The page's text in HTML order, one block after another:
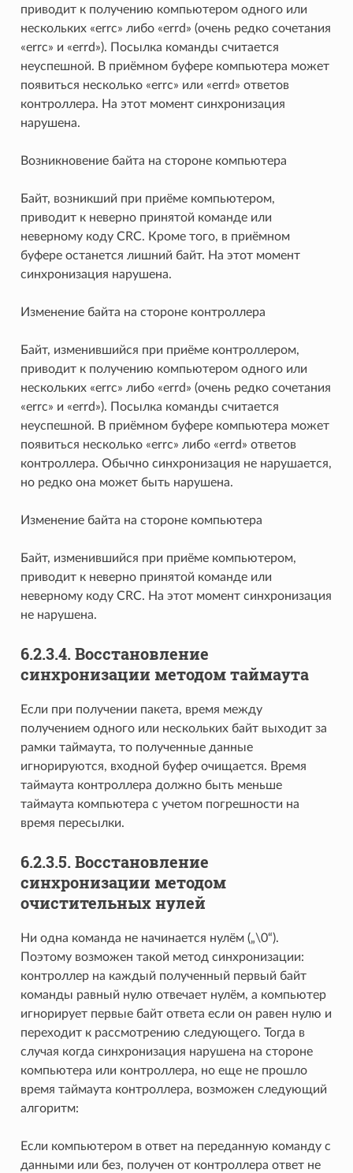
приводит к получению компьютером одного или
нескольких «errc» либо «errd» (очень редко сочетания
«errc» и «errd»). Посылка команды считается
неуспешной. В приёмном буфере компьютера может
появиться несколько «errc» или «errd» ответов
контроллера. На этот момент синхронизация
нарушена.
Возникновение байта на стороне компьютера
Байт, возникший при приёме компьютером,
приводит к неверно принятой команде или
неверному коду CRC. Кроме того, в приёмном
буфере останется лишний байт. На этот момент
синхронизация нарушена.
Изменение байта на стороне контроллера
Байт, изменившийся при приёме контроллером,
приводит к получению компьютером одного или
нескольких «errc» либо «errd» (очень редко сочетания
«errc» и «errd»). Посылка команды считается
неуспешной. В приёмном буфере компьютера может
появиться несколько «errc» либо «errd» ответов
контроллера. Обычно синхронизация не нарушается,
но редко она может быть нарушена.
Изменение байта на стороне компьютера
Байт, изменившийся при приёме компьютером,
приводит к неверно принятой команде или
неверному коду CRC. На этот момент синхронизация
не нарушена.
6.2.3.4. Восстановление
синхронизации методом таймаута
Если при получении пакета, время между
получением одного или нескольких байт выходит за
рамки таймаута, то полученные данные
игнорируются, входной буфер очищается. Время
таймаута контроллера должно быть меньше
таймаута компьютера с учетом погрешности на
время пересылки.
6.2.3.5. Восстановление
синхронизации методом
очистительных нулей
Ни одна команда не начинается нулём („\0“).
Поэтому возможен такой метод синхронизации:
контроллер на каждый полученный первый байт
команды равный нулю отвечает нулём, а компьютер
игнорирует первые байт ответа если он равен нулю и
переходит к рассмотрению следующего. Тогда в
случая когда синхронизация нарушена на стороне
компьютера или контроллера, но еще не прошло
время таймаута контроллера, возможен следующий
алгоритм:
Если компьютером в ответ на переданную команду с
данными или без, получен от контроллера ответ не